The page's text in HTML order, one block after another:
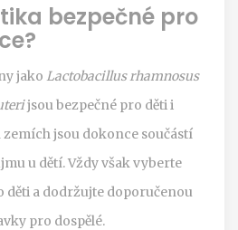
bezpečné pro
jako Lactobacillus rhamnosus
jsou bezpečné pro děti i
jsou dokonce součástí
u dětí. Vždy však vyberte
děti a dodržujte doporučenou
pro dospělé.